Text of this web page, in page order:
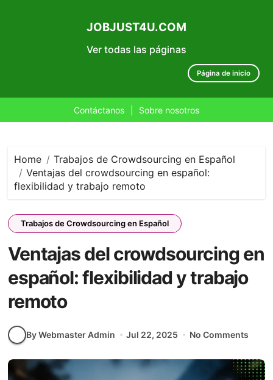
Ver todas las páginas
JOBJUST4U.COM
Página de inicio
Contáctanos Sobre nosotros
content
Home
Trabajos de Crowdsourcing en Español
Ventajas del crowdsourcing en español:
flexibilidad y trabajo remoto
Trabajos de Crowdsourcing en Español
Ventajas del crowdsourcing en
español: flexibilidad y trabajo
remoto
By Webmaster Admin Jul 22, 2025 No Comments